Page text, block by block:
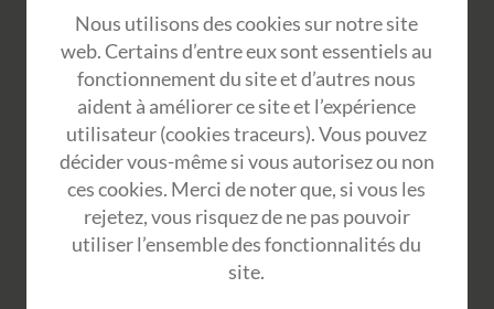
Expert en Ressources Humaines et Management
Concept RH
895 avenue de la Gare
Nous utilisons des cookies sur notre site
web. Certains d’entre eux sont essentiels au
fonctionnement du site et d’autres nous
aident à améliorer ce site et l’expérience
utilisateur (cookies traceurs). Vous pouvez
décider vous-même si vous autorisez ou non
ces cookies. Merci de noter que, si vous les
rejetez, vous risquez de ne pas pouvoir
utiliser l’ensemble des fonctionnalités du
site.